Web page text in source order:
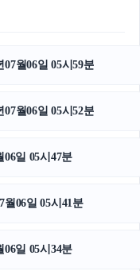
조정이혼
인음주운전변호사
월06일 05시59분
월06일 05시52분
일 05시47분
06일 05시41분
일 05시34분